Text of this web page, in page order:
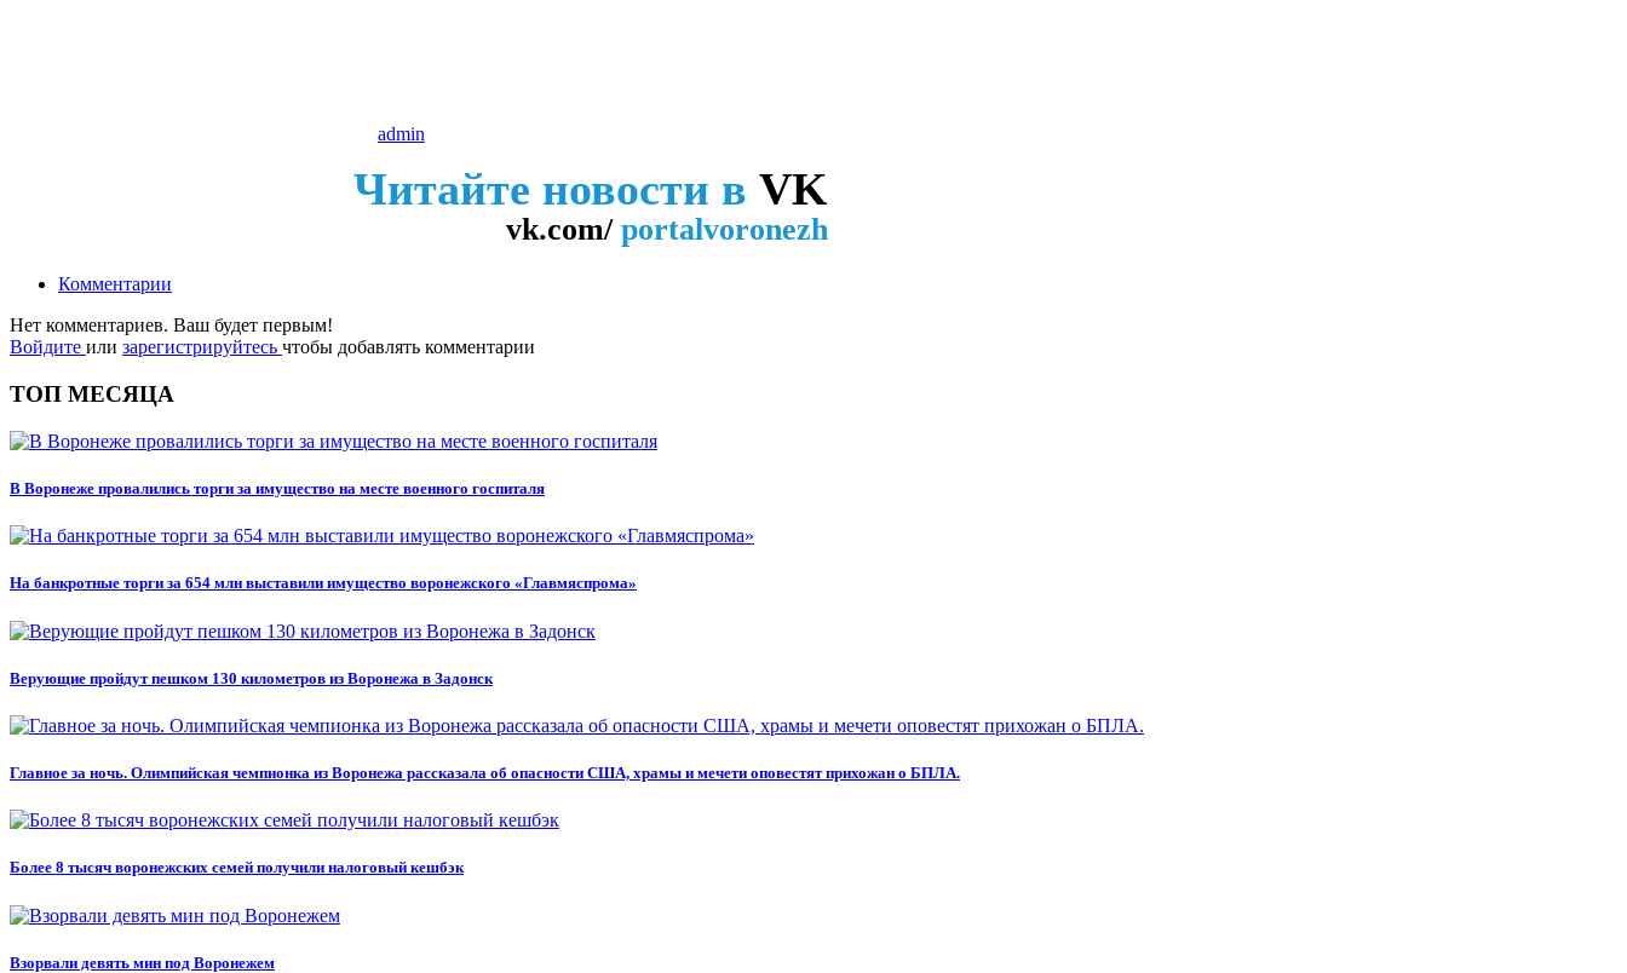
admin
Читайте новости в VK
vk.com/ portalvoronezh
Комментарии
Нет комментариев. Ваш будет первым!
Войдите или зарегистрируйтесь чтобы добавлять комментарии
ТОП МЕСЯЦА
В Воронеже провалились торги за имущество на месте военного госпиталя
На банкротные торги за 654 млн выставили имущество воронежского «Главмяспрома»
Верующие пройдут пешком 130 километров из Воронежа в Задонск
Главное за ночь. Олимпийская чемпионка из Воронежа рассказала об опасности США, храмы и мечети оповестят прихожан о БПЛА.
Более 8 тысяч воронежских семей получили налоговый кешбэк
Взорвали девять мин под Воронежем